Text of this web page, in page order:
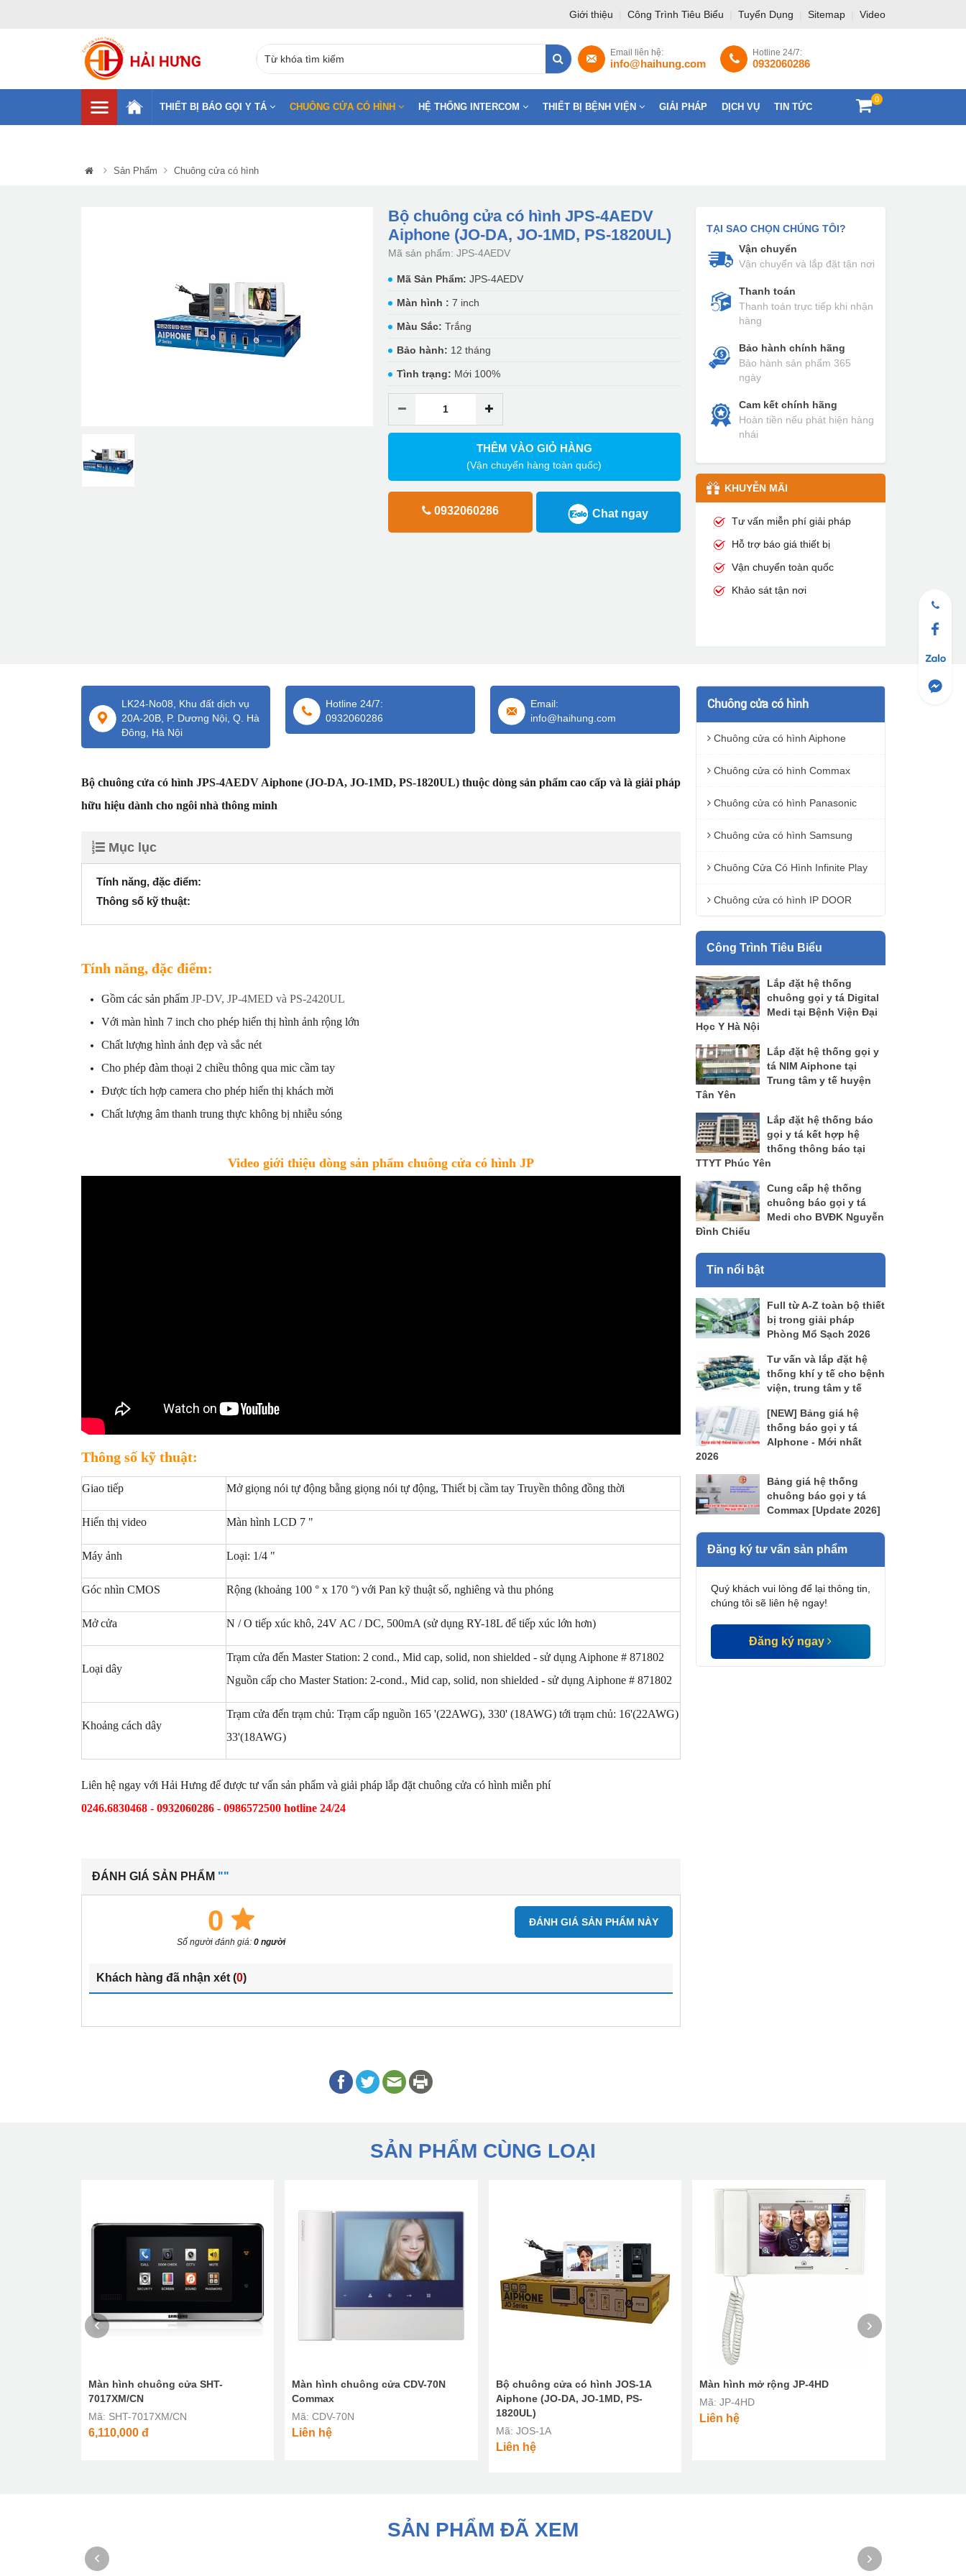
Giới thiệu Công Trình Tiêu Biểu Tuyển Dụng Sitemap Video
Hotline 24/7:
0932060286
Email liên hệ:
info@haihung.com
0
THIẾT BỊ BÁO GỌI Y TÁ CHUÔNG CỬA CÓ HÌNH HỆ THỐNG INTERCOM THIẾT BỊ BỆNH VIỆN GIẢI PHÁP DỊCH VỤ TIN TỨC
Sản Phẩm Chuông cửa có hình
Bộ chuông cửa có hình JPS-4AEDV
Aiphone (JO-DA, JO-1MD, PS-1820UL)
Mã sản phẩm: JPS-4AEDV
Mã Sản Phẩm: JPS-4AEDV
Màn hình : 7 inch
Màu Sắc: Trắng
Bảo hành: 12 tháng
Tình trạng: Mới 100%
THÊM VÀO GIỎ HÀNG
(Vận chuyển hàng toàn quốc)
0932060286 Chat ngay
TẠI SAO CHỌN CHÚNG TÔI?
Vận chuyển
Vận chuyển và lắp đặt tận nơi
Thanh toán
Thanh toán trực tiếp khi nhận
hàng
Bảo hành chính hãng
Bảo hành sản phẩm 365
ngày
Cam kết chính hãng
Hoàn tiền nếu phát hiện hàng
nhái
KHUYỄN MÃI
Tư vấn miễn phí giải pháp
Hỗ trợ báo giá thiết bị
Vận chuyển toàn quốc
Khảo sát tận nơi
LK24-No08, Khu đất dịch vụ
20A-20B, P. Dương Nội, Q. Hà
Đông, Hà Nội
Hotline 24/7:
0932060286
Email:
info@haihung.com
Bộ chuông cửa có hình JPS-4AEDV Aiphone (JO-DA, JO-1MD, PS-1820UL) thuộc dòng sản phẩm cao cấp và là giải pháp
hữu hiệu dành cho ngôi nhà thông minh
Mục lục
Tính năng, đặc điểm:
Thông số kỹ thuật:
Tính năng, đặc điểm:
Gồm các sản phẩm JP-DV, JP-4MED và PS-2420UL
Với màn hình 7 inch cho phép hiển thị hình ảnh rộng lớn
Chất lượng hình ảnh đẹp và sắc nét
Cho phép đàm thoại 2 chiều thông qua mic cầm tay
Được tích hợp camera cho phép hiển thị khách mời
Chất lượng âm thanh trung thực không bị nhiễu sóng
Video giới thiệu dòng sản phẩm chuông cửa có hình JP
Thông số kỹ thuật:
Giao tiếp Mở giọng nói tự động bằng giọng nói tự động, Thiết bị cầm tay Truyền thông đồng thời
Hiển thị video Màn hình LCD 7 "
Máy ảnh Loại: 1/4 "
Góc nhìn CMOS Rộng (khoảng 100 ° x 170 °) với Pan kỹ thuật số, nghiêng và thu phóng
Mở cửa N / O tiếp xúc khô, 24V AC / DC, 500mA (sử dụng RY-18L để tiếp xúc lớn hơn)
Loại dây
Trạm cửa đến Master Station: 2 cond., Mid cap, solid, non shielded - sử dụng Aiphone # 871802
Nguồn cấp cho Master Station: 2-cond., Mid cap, solid, non shielded - sử dụng Aiphone # 871802
Khoảng cách dây
Trạm cửa đến trạm chủ: Trạm cấp nguồn 165 '(22AWG), 330' (18AWG) tới trạm chủ: 16'(22AWG)
33'(18AWG)
Liên hệ ngay với Hải Hưng để được tư vấn sản phẩm và giải pháp lắp đặt chuông cửa có hình miễn phí
0246.6830468 - 0932060286 - 0986572500 hotline 24/24
ĐÁNH GIÁ SẢN PHẨM ""
0
Số người đánh giá: 0 người
ĐÁNH GIÁ SẢN PHẨM NÀY
Khách hàng đã nhận xét (0)
Chuông cửa có hình
Chuông cửa có hình Aiphone
Chuông cửa có hình Commax
Chuông cửa có hình Panasonic
Chuông cửa có hình Samsung
Chuông Cửa Có Hình Infinite Play
Chuông cửa có hình IP DOOR
Công Trình Tiêu Biểu
Lắp đặt hệ thống
chuông gọi y tá Digital
Medi tại Bệnh Viện Đại
Học Y Hà Nội
Lắp đặt hệ thống gọi y
tá NIM Aiphone tại
Trung tâm y tế huyện
Tân Yên
Lắp đặt hệ thống báo
gọi y tá kết hợp hệ
thống thông báo tại
TTYT Phúc Yên
Cung cấp hệ thống
chuông báo gọi y tá
Medi cho BVĐK Nguyễn
Đình Chiểu
Tin nổi bật
Full từ A-Z toàn bộ thiết
bị trong giải pháp
Phòng Mổ Sạch 2026
Tư vấn và lắp đặt hệ
thống khí y tế cho bệnh
viện, trung tâm y tế
[NEW] Bảng giá hệ
thống báo gọi y tá
AIphone - Mới nhất
2026
Bảng giá hệ thống
chuông báo gọi y tá
Commax [Update 2026]
Đăng ký tư vấn sản phẩm
Quý khách vui lòng để lại thông tin,
chúng tôi sẽ liên hệ ngay!
Đăng ký ngay
SẢN PHẨM CÙNG LOẠI
Màn hình chuông cửa SHT-
7017XM/CN
Mã: SHT-7017XM/CN
6,110,000đ
Màn hình chuông cửa CDV-70N
Commax
Mã: CDV-70N
Liên hệ
Bộ chuông cửa có hình JOS-1A
Aiphone (JO-DA, JO-1MD, PS-
1820UL)
Mã: JOS-1A
Liên hệ
Màn hình mở rộng JP-4HD
Mã: JP-4HD
Liên hệ
SẢN PHẨM ĐÃ XEM